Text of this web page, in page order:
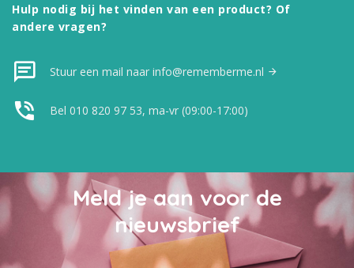
Hulp nodig bij het vinden van een product? Of
andere vragen?
Stuur een mail naar info@rememberme.nl
Bel 010 820 97 53, ma-vr (09:00-17:00)
Meld je aan voor de
nieuwsbrief